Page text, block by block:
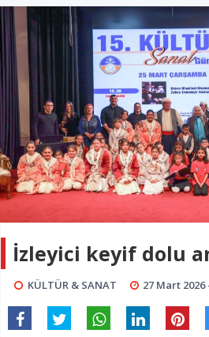
İzleyici keyif dolu
KÜLTÜR & SANAT 27 Mart 2026